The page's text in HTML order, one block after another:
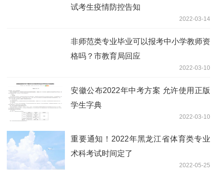
试考生疫情防控告知
2022-03-14
非师范类专业毕业可以报考中小学教师资
格吗？市教育局回应
2022-03-10
安徽公布2022年中考方案 允许使用正版
学生字典
2022-03-10
重要通知！2022年黑龙江省体育类专业
术科考试时间定了
2022-05-25